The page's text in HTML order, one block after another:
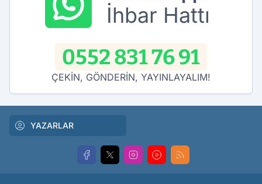
İhbar Hattı
0552 831 76 91
ÇEKİN, GÖNDERİN, YAYINLAYALIM!
YAZARLAR